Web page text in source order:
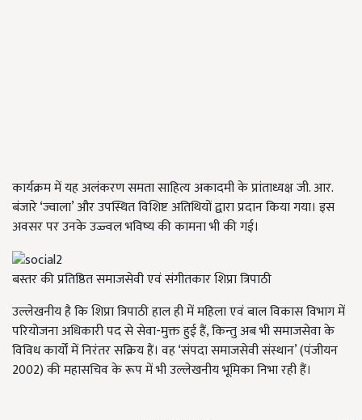
कार्यक्रम में यह अलंकरण समता साहित्य अकादमी के प्रांताध्यक्ष जी. आर.
बंजारे ‘ज्वाला’ और उपस्थित विशिष्ट अतिथियों द्वारा प्रदान किया गया। इस
अवसर पर उनके उज्ज्वल भविष्य की कामना भी की गई।
बस्तर की प्रतिष्ठित समाजसेवी एवं संगीतकार शिप्रा त्रिपाठी
उल्लेखनीय है कि शिप्रा त्रिपाठी हाल ही में महिला एवं बाल विकास विभाग में
परियोजना अधिकारी पद से सेवा-मुक्त हुई हैं, किन्तु अब भी समाजसेवा के
विविध कार्यों में निरंतर सक्रिय हैं। वह ‘संपदा समाजसेवी संस्थान’ (पंजीयन
2002) की महासचिव के रूप में भी उल्लेखनीय भूमिका निभा रही हैं।